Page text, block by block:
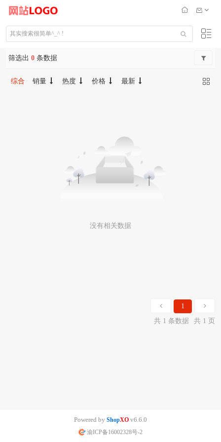
筛选出 0 条数据
综合 销量 热度 价格 最新
没有相关数据
1
共 1 条数据
共 1 页
Powered by ShopXO v6.6.0
渝ICP备16002328号-2